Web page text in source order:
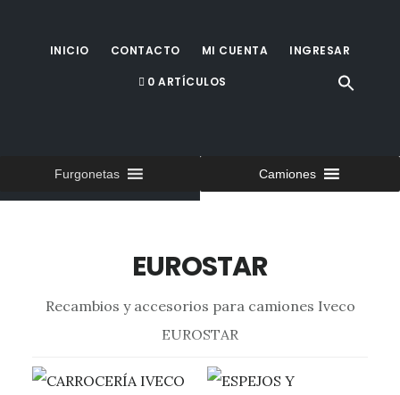
INICIO CONTACTO MI CUENTA INGRESAR
0 ARTÍCULOS
Furgonetas Camiones
EUROSTAR
Recambios y accesorios para camiones Iveco
EUROSTAR